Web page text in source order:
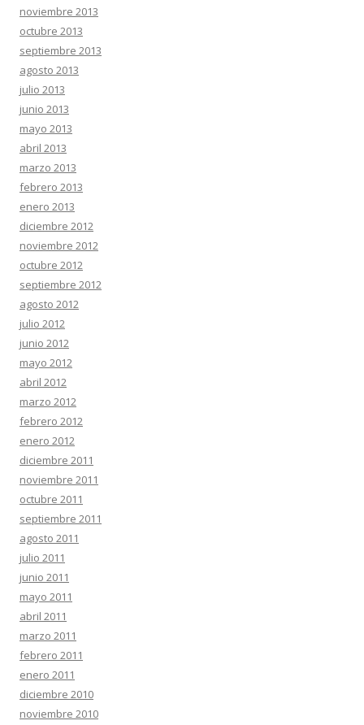
noviembre 2013
octubre 2013
septiembre 2013
agosto 2013
julio 2013
junio 2013
mayo 2013
abril 2013
marzo 2013
febrero 2013
enero 2013
diciembre 2012
noviembre 2012
octubre 2012
septiembre 2012
agosto 2012
julio 2012
junio 2012
mayo 2012
abril 2012
marzo 2012
febrero 2012
enero 2012
diciembre 2011
noviembre 2011
octubre 2011
septiembre 2011
agosto 2011
julio 2011
junio 2011
mayo 2011
abril 2011
marzo 2011
febrero 2011
enero 2011
diciembre 2010
noviembre 2010